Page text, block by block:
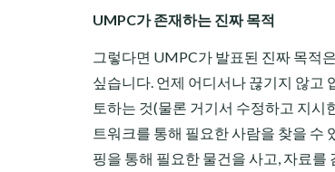
UMPC가 존재하는 진짜 목적
그렇다면 UMPC가 발표된 진짜 목적
싶습니다. 언제 어디서나 끊기지 않고
토하는 것(물론 거기서 수정하고 지
트워크를 통해 필요한 사람을 찾을 수
핑을 통해 필요한 물건을 사고, 자료를